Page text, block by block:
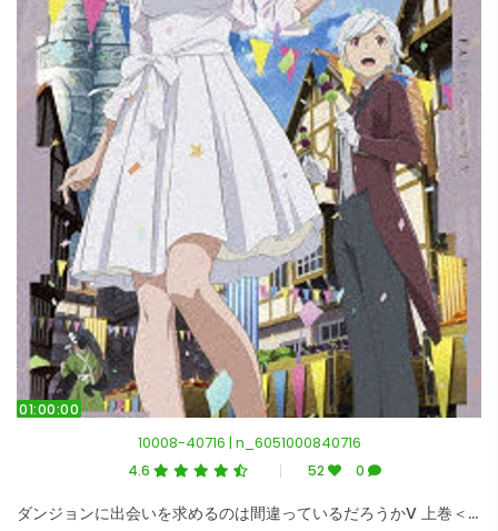
01:00:00
10008-40716 | n_6051000840716
4.6 52 0
ダンジョンに出会いを求めるのは間違っているだろうかV 上巻＜初回仕様版＞ （ブルーレイディスク）